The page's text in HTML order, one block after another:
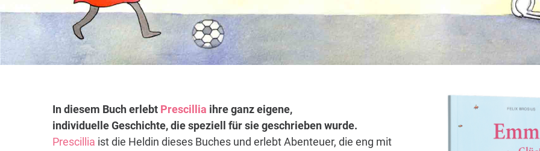
In diesem Buch erlebt Prescillia ihre ganz eigene,
individuelle Geschichte, die speziell für sie geschrieben wurde.
Prescillia ist die Heldin dieses Buches und erlebt Abenteuer, die eng mit